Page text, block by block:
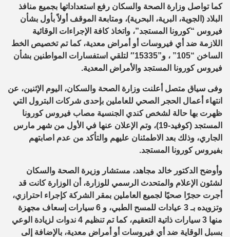
كما تواصل وزارة الصحة والسكان رفع استعداداتها بجميع منافذ
البلاد (الجوية، البرية، البحرية)، ومتابعة الموقف أولاً بأول بشأن
فيروس “كورونا المستجد”، واتخاذ كافة الإجراءات الوقائية
اللازمة ضد أي فيروسات أو أمراض معدية، كما تم تخصيص الخط
الساخن “105” ، و”15335″ لتلقي استفسارات المواطنين بشأن
فيروس كورونا المستجد والأمراض المعدية.
وفى سياق متصل أعلنت وزارة الصحة والسكان، اليوم الإثنين، عن
انتهاء أعمال الحجر الصحي للعاملين بإحدى شركات البترول التي
ظهرت بها حالة لشخص كندي الجنسية مصاب فيروس كورونا
المستجد (كوفيد-19)، وتم الإعلان عنها في الأول من شهر مارس
الجاري، وذلك بعد الاطمئنان عليهم والتأكد من عدم اصابتهم
بفيروس كورونا المستجد.
وأوضح الدكتور خالد مجاهد، مستشار وزيرة الصحة والسكان
لشئون الإعلام والمتحدث الرسمي للوزارة، أن الوزارة كانت قد
أجرت حجرًا صحيًا لجميع العاملين بمقر الشركة كإجراء احترازي،
وتزويده بـ 3 عيادات للمسح الطبي، و 6 سيارات إسعاف مجهزة
منها 3 سيارات ذاتية التعقيم، كما تم تنظيم 4 ندوات لزيادة الوعي
بسبل الوقاية ضد أي فيروسات أو أمراض معدية، بالإضافة إلى